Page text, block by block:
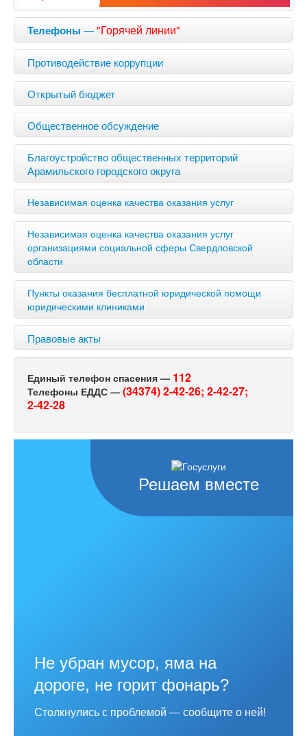
Телефоны —"Горячей линии"
Противодействие коррупции
Открытый бюджет
Общественное обсуждение
Благоустройство общественных территорий
Арамильского городского округа
Независимая оценка качества оказания услуг
Независимая оценка качества оказания услуг
организациями социальной сферы Свердловской
области
Пункты оказания бесплатной юридической помощи
юридическими клиниками
Правовые акты
Единый телефон спасения — 112
Телефоны ЕДДС — (34374) 2-42-26; 2-42-27;
2-42-28
Решаем вместе
Не убран мусор, яма на
дороге, не горит фонарь?
Столкнулись с проблемой — сообщите о ней!